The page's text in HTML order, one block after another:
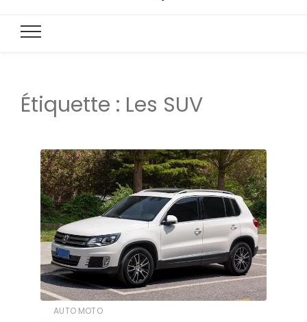
Étiquette : Les SUV
AUTO MOTO